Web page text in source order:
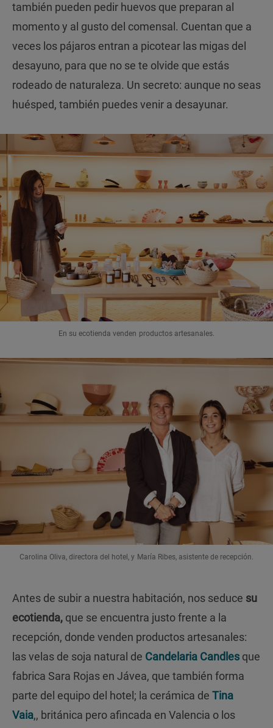
también pueden pedir huevos que preparan al
momento y al gusto del comensal. Cuentan que a
veces los pájaros entran a picotear las migas del
desayuno, para que no se te olvide que estás
rodeado de naturaleza. Un secreto: aunque no seas
huésped, también puedes venir a desayunar.
En su ecotienda venden productos artesanales.
Carolina Oliva, directora del hotel, y María Ribes, asistente de recepción.
Antes de subir a nuestra habitación, nos seduce su
ecotienda, que se encuentra justo frente a la
recepción, donde venden productos artesanales:
las velas de soja natural de Candelaria Candles que
fabrica Sara Rojas en Jávea, que también forma
parte del equipo del hotel; la cerámica de Tina
Vaia,, británica pero afincada en Valencia o los